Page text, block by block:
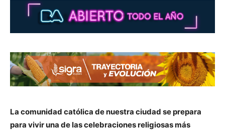
La comunidad católica de nuestra ciudad se prepara
para vivir una de las celebraciones religiosas más